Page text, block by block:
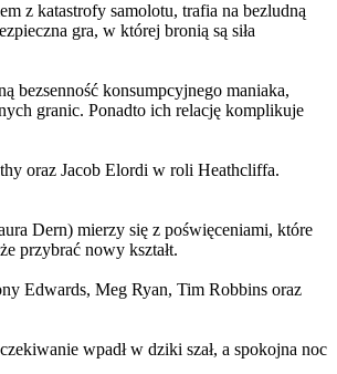
z katastrofy samolotu, trafia na bezludną
gra, w której bronią są siła
bezsenność konsumpcyjnego maniaka,
granic. Ponadto ich relację komplikuje
oraz Jacob Elordi w roli Heathcliffa.
Dern) mierzy się z poświęceniami, które
przybrać nowy kształt.
Edwards, Meg Ryan, Tim Robbins oraz
wpadł w dziki szał, a spokojna noc